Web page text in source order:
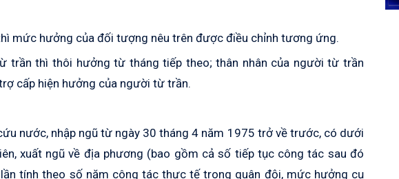
mức hưởng của đối tượng nêu trên được điều chỉnh tương ứng.
trần thì thôi hưởng từ tháng tiếp theo; thân nhân của người từ trần
cấp hiện hưởng của người từ trần.
nước, nhập ngũ từ ngày 30 tháng 4 năm 1975 trở về trước, có dưới
xuất ngũ về địa phương (bao gồm cả số tiếp tục công tác sau đó
tính theo số năm công tác thực tế trong quân đội, mức hưởng cụ